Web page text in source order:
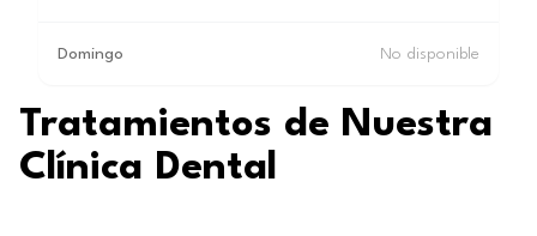
Domingo No disponible
Tratamientos de Nuestra
Clínica Dental